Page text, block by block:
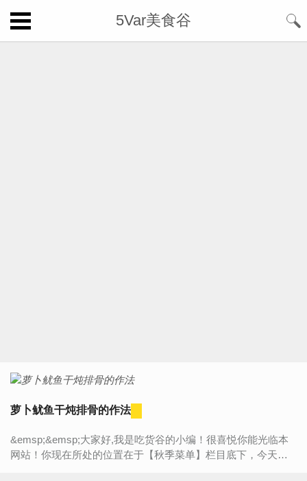
5Var美食谷
萝卜鱿鱼干炖排骨的作法
&emsp;&emsp;大家好,我是吃货谷的小编！很喜悦你能光临本
网站！你现在所处的位置在于【秋季菜单】栏目底下，今天将